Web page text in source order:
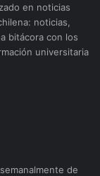
en noticias
noticias,
bitácora con los
universitaria
de